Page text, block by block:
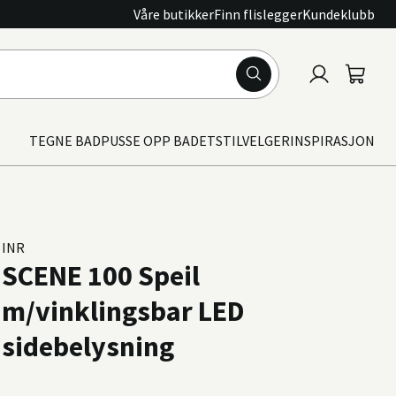
Våre butikkerFinn flisleggerKundeklubb
TEGNE BADPUSSE OPP BADETSTILVELGERINSPIRASJON
INR
SCENE 100 Speil
m/vinklingsbar LED
sidebelysning